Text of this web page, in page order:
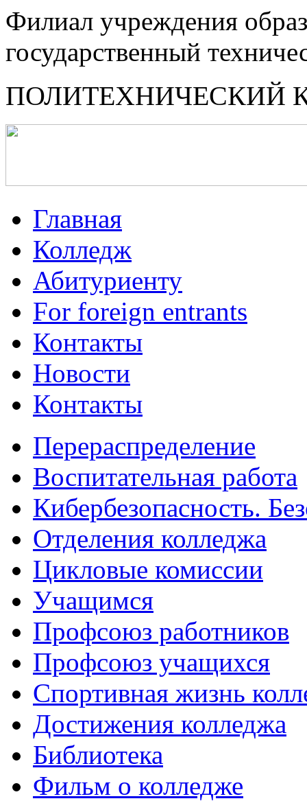
Филиал учреждения
государственный
ПОЛИТЕХНИЧЕСКИЙ
Главная
Колледж
Абитуриенту
For foreign entrants
Контакты
Новости
Контакты
Перераспределение
Воспитательная работа
Кибербезопасность.
Отделения колледжа
Цикловые комиссии
Учащимся
Профсоюз работников
Профсоюз учащихся
Спортивная жизнь
Достижения колледжа
Библиотека
Фильм о колледже